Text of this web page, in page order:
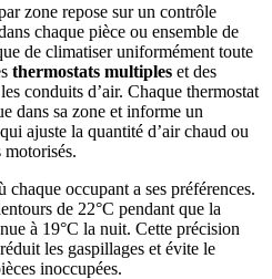
zone repose sur un contrôle
chaque pièce ou ensemble de
de climatiser uniformément toute
thermostats multiples et des
conduits d’air. Chaque thermostat
dans sa zone et informe un
ajuste la quantité d’air chaud ou
occupant a ses préférences.
de 22°C pendant que la
à 19°C la nuit. Cette précision
les gaspillages et évite le
inoccupées.